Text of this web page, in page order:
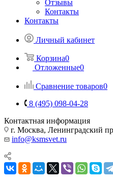
Отзывы
Контакты
Контакты
Личный кабинет
Корзина0
Отложенные0
Сравнение товаров0
8 (495) 098-04-28
Контактная информация
г. Москва, Ленинградский
info@ksmsvet.ru